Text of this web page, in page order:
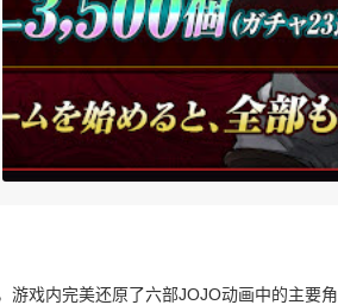
游戏内完美还原了六部JOJO动画中的主要角